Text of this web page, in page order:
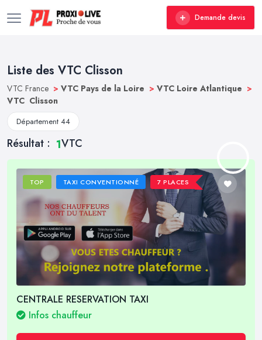
Demande devis
Liste des VTC Clisson
VTC France > VTC Pays de la Loire > VTC Loire Atlantique >
VTC Clisson
Département 44
Résultat : 1VTC
TOP TAXI CONVENTIONNÉ 7 PLACES
CENTRALE RESERVATION TAXI
Infos chauffeur